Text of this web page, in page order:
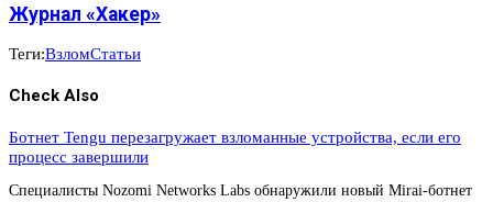
Журнал «Хакер»
Теги:ВзломСтатьи
Check Also
Ботнет Tengu перезагружает взломанные устройства, если его
процесс завершили
Специалисты Nozomi Networks Labs обнаружили новый Mirai-ботнет